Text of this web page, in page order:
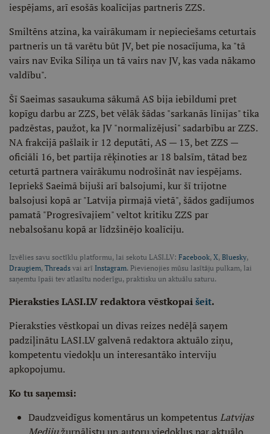
iespējams, arī esošās koalīcijas partneris ZZS.
Smiltēns atzina, ka vairākumam ir nepieciešams ceturtais
partneris un tā varētu būt JV, bet pie nosacījuma, ka "tā
vairs nav Evika Siliņa un tā vairs nav JV, kas vada nākamo
valdību".
Šī Saeimas sasaukuma sākumā AS bija iebildumi pret
kopīgu darbu ar ZZS, bet vēlāk šādas "sarkanās līnijas" tika
padzēstas, paužot, ka JV "normalizējusi" sadarbību ar ZZS.
NA frakcijā pašlaik ir 12 deputāti, AS — 13, bet ZZS —
oficiāli 16, bet partija rēķinoties ar 18 balsīm, tātad bez
ceturtā partnera vairākumu nodrošināt nav iespējams.
Iepriekš Saeimā bijuši arī balsojumi, kur šī trijotne
balsojusi kopā ar "Latvija pirmajā vietā", šādos gadījumos
pamatā "Progresīvajiem" veltot kritiku ZZS par
nebalsošanu kopā ar līdzšinējo koalīciju.
Izvēlies savu soctīklu platformu, lai sekotu LASI.LV: Facebook, X, Bluesky,
Draugiem, Threads vai arī Instagram. Pievienojies mūsu lasītāju pulkam, lai
saņemtu īpaši tev atlasītu noderīgu, praktisku un aktuālu saturu.
Pieraksties LASI.LV redaktora vēstkopaišeit.
Pieraksties vēstkopai un divas reizes nedēļā saņem
padziļinātu LASI.LV galvenā redaktora aktuālo ziņu,
kompetentu viedokļu un interesantāko interviju
apkopojumu.
Ko tu saņemsi:
Daudzveidīgus komentārus un kompetentus Latvijas